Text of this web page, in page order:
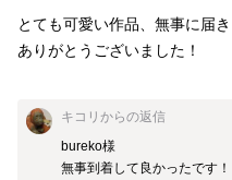
とても可愛い作品、無事に届き
ありがとうございました！
キコリ からの返信
bureko様
無事到着して良かったです！